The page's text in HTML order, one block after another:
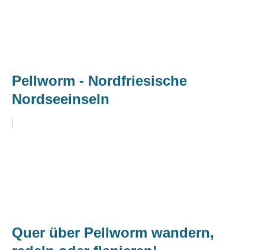
Pellworm - Nordfriesische
Nordseeinseln
Quer über Pellworm wandern,